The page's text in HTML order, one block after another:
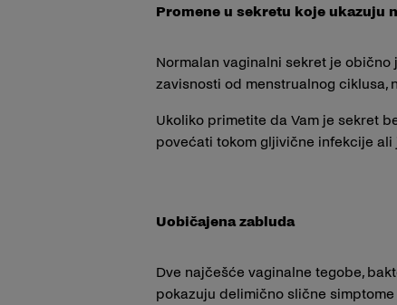
Promene u sekretu koje ukazuju
Normalan vaginalni sekret je
zavisnosti od menstrualnog ciklusa,
Ukoliko primetite da Vam je sekret
povećati tokom gljivične infekcije ali
Uobičajena zabluda
Dve najčešće vaginalne tegobe,
pokazuju delimično slične